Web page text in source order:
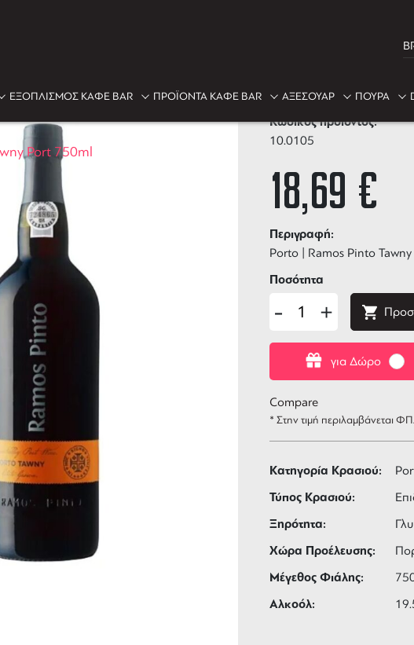
ΕΞΟΠΛΙΣΜΟΣ ΚΑΦΕ BAR ΠΡΟΪΟΝΤΑ ΚΑΦΕ BAR ΑΞΕΣΟΥΑΡ ΠΟΥΡΑ
Port 750ml
Ramos
Κωδικός προϊόντος:
10.0105
18,69 €
Περιγραφή:
Porto | Ramos Pinto
για Δώρο
Ποσότητα
- +
Compare
* Στην τιμή περιλαμβάνεται
Κατηγορία Κρασιού:
Τύπος Κρασιού:
Ξηρότητα:
Χώρα Προέλευσης:
Μέγεθος Φιάλης:
Αλκοόλ: